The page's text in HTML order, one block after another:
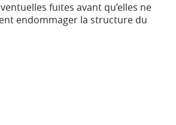
fuites avant qu’elles ne
endommager la structure du